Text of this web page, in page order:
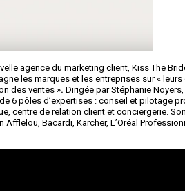
agence du marketing client, Kiss The
les marques et les entreprises sur «
des ventes ». Dirigée par Stéphanie
6 pôles d’expertises : conseil et pilotage
centre de relation client et conciergerie.
Bacardi, Kärcher, L’Oréal